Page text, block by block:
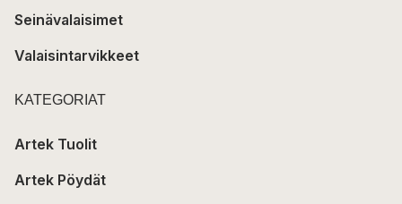
Seinävalaisimet
Valaisintarvikkeet
KATEGORIAT
Artek Tuolit
Artek Pöydät